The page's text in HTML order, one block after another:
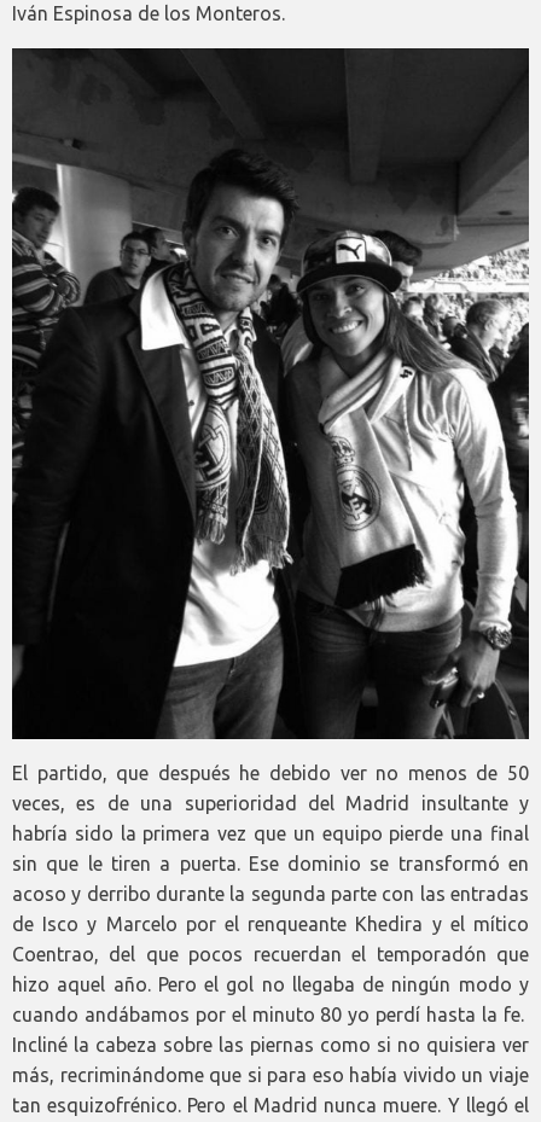
Iván Espinosa de los Monteros.
El partido, que después he debido ver no menos de 50
veces, es de una superioridad del Madrid insultante y
habría sido la primera vez que un equipo pierde una final
sin que le tiren a puerta. Ese dominio se transformó en
acoso y derribo durante la segunda parte con las entradas
de Isco y Marcelo por el renqueante Khedira y el mítico
Coentrao, del que pocos recuerdan el temporadón que
hizo aquel año. Pero el gol no llegaba de ningún modo y
cuando andábamos por el minuto 80 yo perdí hasta la fe.
Incliné la cabeza sobre las piernas como si no quisiera ver
más, recriminándome que si para eso había vivido un viaje
tan esquizofrénico. Pero el Madrid nunca muere. Y llegó el